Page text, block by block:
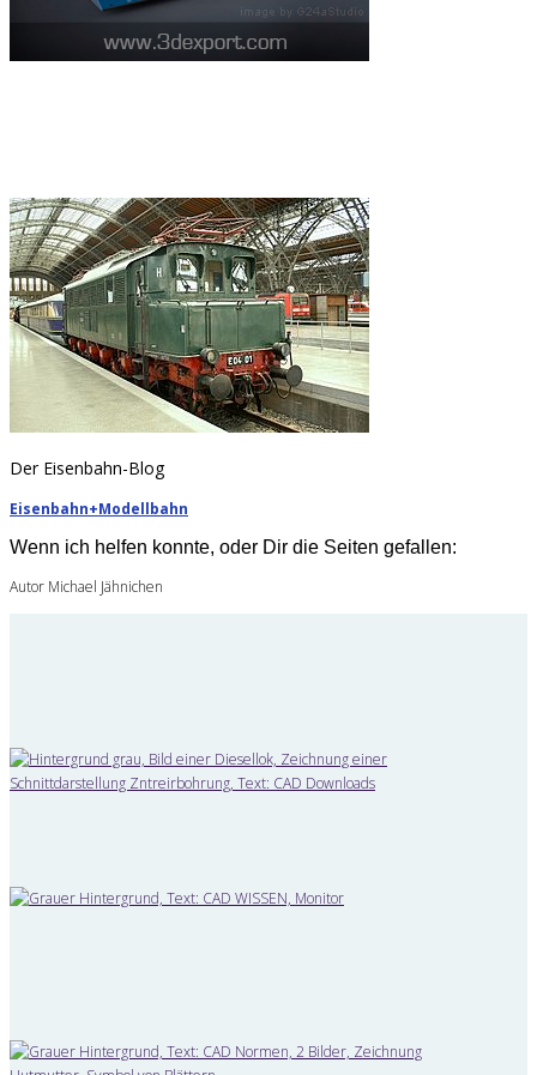
Der Eisenbahn-Blog
Eisenbahn+Modellbahn
Wenn ich helfen konnte, oder Dir die Seiten gefallen:
Autor Michael Jähnichen